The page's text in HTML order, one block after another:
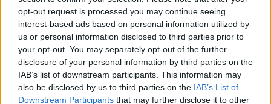
opt-out request is processed you may continue seeing
interest-based ads based on personal information utilized by
us or personal information disclosed to third parties prior to
your opt-out. You may separately opt-out of the further
disclosure of your personal information by third parties on the
IAB’s list of downstream participants. This information may
also be disclosed by us to third parties on the IAB’s List of
Downstream Participants that may further disclose it to other
Melhor onda masculina: Martim Nunes e Francisco
Ordonhas 8,00 pontos
Melhor onda feminina: Gabriela Dinis 8,50 pontos
A segunda etapa doJunior Tourfoi uma prova
Fabiano de Abreu Agrela Rodrigues ressalta que não há
evidências de que o ambiente digital provoque mudanças
genéticas na espécie humana. A adaptação observada,
afirma, ocorre por meio da neuroplasticidade, processo
pelo qual os circuitos neurais se reorganizam em
resposta às experiências.
vitória do francês Luca Van Assche
Publicado 1 dia atrás on 07/08/2026
Por Ígor Lopes
O “Millennium Estoril Open 2026” decorreu entre os